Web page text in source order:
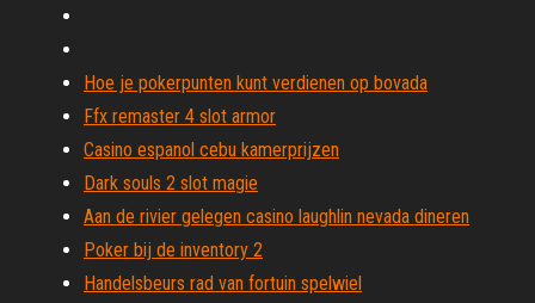
Hoe je pokerpunten kunt verdienen op bovada
Ffx remaster 4 slot armor
Casino espanol cebu kamerprijzen
Dark souls 2 slot magie
Aan de rivier gelegen casino laughlin nevada dineren
Poker bij de inventory 2
Handelsbeurs rad van fortuin spelwiel